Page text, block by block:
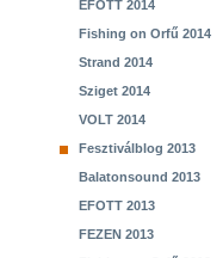
EFOTT 2014
Fishing on Orfű 2014
Strand 2014
Sziget 2014
VOLT 2014
Fesztiválblog 2013
Balatonsound 2013
EFOTT 2013
FEZEN 2013